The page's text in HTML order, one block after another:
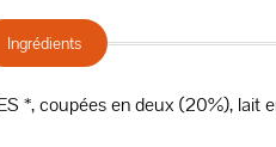
Ingrédients
*, coupées en deux (20%), lait